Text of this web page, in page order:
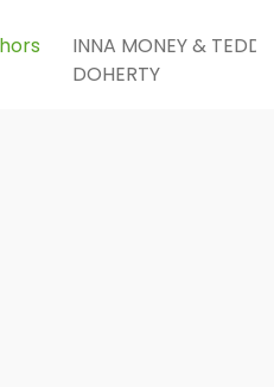
INNA MONEY & TEDDY
DOHERTY